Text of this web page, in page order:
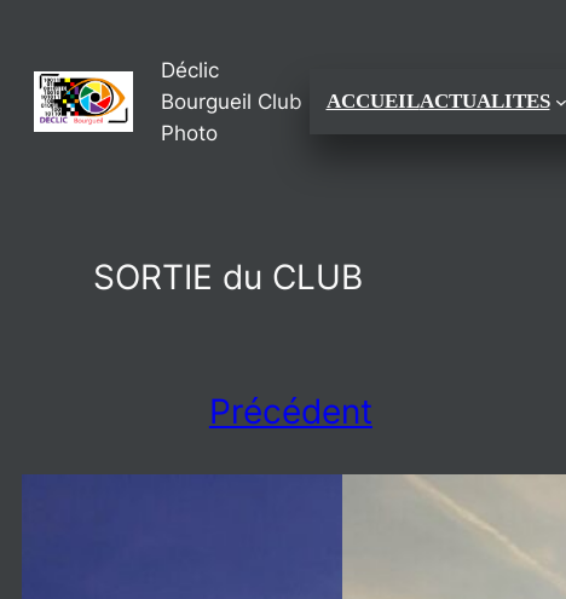
au
contenu
Déclic
Bourgueil Club
Photo
ACCUEILACTUALITES
SORTIE du CLUB
Précédent